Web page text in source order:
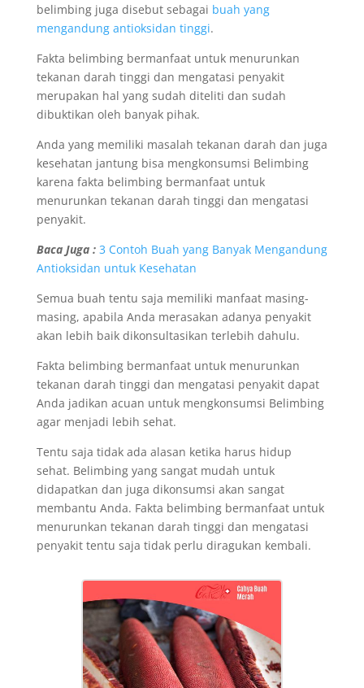
belimbing juga disebut sebagai buah yang
mengandung antioksidan tinggi.
Fakta belimbing bermanfaat untuk menurunkan
tekanan darah tinggi dan mengatasi penyakit
merupakan hal yang sudah diteliti dan sudah
dibuktikan oleh banyak pihak.
Anda yang memiliki masalah tekanan darah dan juga
kesehatan jantung bisa mengkonsumsi Belimbing
karena fakta belimbing bermanfaat untuk
menurunkan tekanan darah tinggi dan mengatasi
penyakit.
Baca Juga : 3 Contoh Buah yang Banyak Mengandung
Antioksidan untuk Kesehatan
Semua buah tentu saja memiliki manfaat masing-
masing, apabila Anda merasakan adanya penyakit
akan lebih baik dikonsultasikan terlebih dahulu.
Fakta belimbing bermanfaat untuk menurunkan
tekanan darah tinggi dan mengatasi penyakit dapat
Anda jadikan acuan untuk mengkonsumsi Belimbing
agar menjadi lebih sehat.
Tentu saja tidak ada alasan ketika harus hidup
sehat. Belimbing yang sangat mudah untuk
didapatkan dan juga dikonsumsi akan sangat
membantu Anda. Fakta belimbing bermanfaat untuk
menurunkan tekanan darah tinggi dan mengatasi
penyakit tentu saja tidak perlu diragukan kembali.